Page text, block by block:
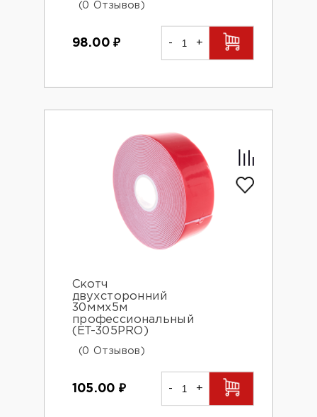
(0 Отзывов)
98.00 ₽ - +
Скотч
двухсторонний
30ммх5м
профессиональный
(ET-305PRO)
(0 Отзывов)
105.00 ₽ - +